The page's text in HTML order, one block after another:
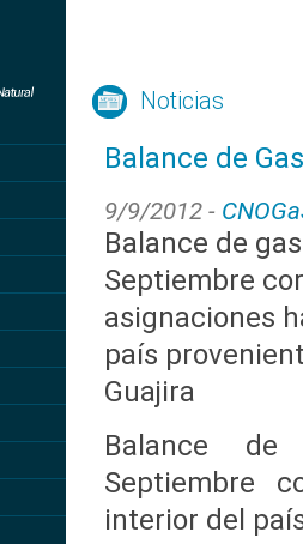
Noticias
Balance de
9/9/2012 -
Balance de
Septiembre
asignaciones
país
Guajira
Balance
Septiembre
interior del